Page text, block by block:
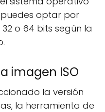
optar por
o 64 bits según la
imagen ISO
la versión
la herramienta de